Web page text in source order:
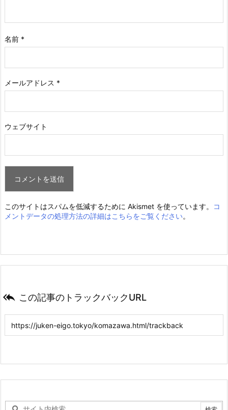
名前 *
メールアドレス *
ウェブサイト
このサイトはスパムを低減するために Akismet を使っています。
コ
メントデータの処理方法の詳細はこちらをご覧ください。
 この記事のトラックバックURL